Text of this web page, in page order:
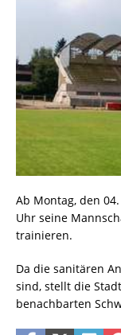
Ab Montag, den
Uhr seine
trainieren.
Da die sanitären
sind, stellt die
benachbarten